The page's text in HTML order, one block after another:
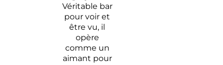
Véritable bar
pour voir et
être vu, il
opère
comme un
aimant pour